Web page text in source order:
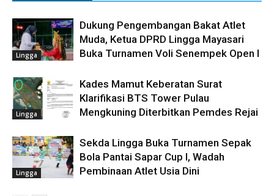
Lingga
Dukung Pengembangan Bakat Atlet
Muda, Ketua DPRD Lingga Mayasari
Buka Turnamen Voli Senempek Open I
Lingga
Kades Mamut Keberatan Surat
Klarifikasi BTS Tower Pulau
Mengkuning Diterbitkan Pemdes Rejai
Lingga
Sekda Lingga Buka Turnamen Sepak
Bola Pantai Sapar Cup I, Wadah
Pembinaan Atlet Usia Dini